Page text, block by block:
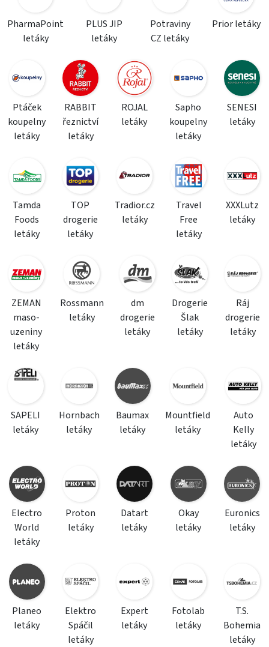
PharmaPoint
letáky
PLUS JIP
letáky
Potraviny
CZ letáky
Prior letáky
Ptáček
koupelny
letáky
RABBIT
řeznictví
letáky
ROJAL
letáky
Sapho
koupelny
letáky
SENESI
letáky
Tamda
Foods
letáky
TOP
drogerie
letáky
Tradior.cz
letáky
Travel
Free
letáky
XXXLutz
letáky
ZEMAN
maso-
uzeniny
letáky
Rossmann
letáky
dm
drogerie
letáky
Drogerie
Šlak
letáky
Ráj
drogerie
letáky
SAPELI
letáky
Hornbach
letáky
Baumax
letáky
Mountfield
letáky
Auto
Kelly
letáky
Electro
World
letáky
Proton
letáky
Datart
letáky
Okay
letáky
Euronics
letáky
Planeo
letáky
Elektro
Spáčil
letáky
Expert
letáky
Fotolab
letáky
T.S.
Bohemia
letáky